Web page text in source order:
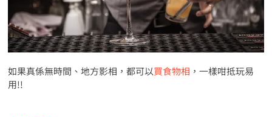
如果真係無時間、地方影相，都可以買食物相 ，一樣咁抵玩易
用!!